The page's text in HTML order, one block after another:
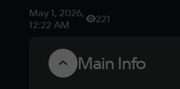
первое
дополнение
российского
экшена
KIBORG
May 1, 2026,
12:22 AM
221
Main Info